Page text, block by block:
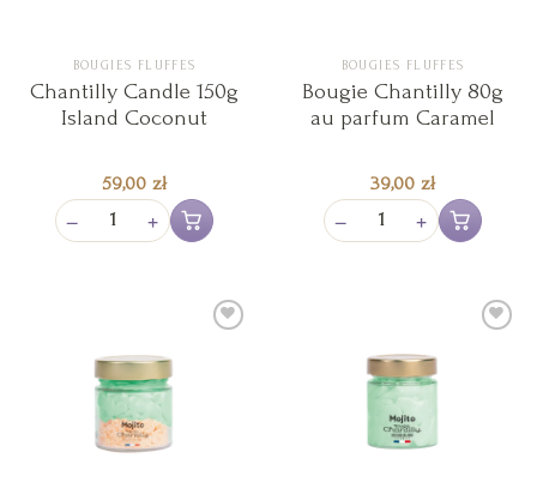
BOUGIES FLUFFES
Chantilly Candle 150g
Island Coconut
59,00 zł
− + Ajouter au panier
BOUGIES FLUFFES
Bougie Chantilly 80g
au parfum Caramel
39,00 zł
− + Ajouter au